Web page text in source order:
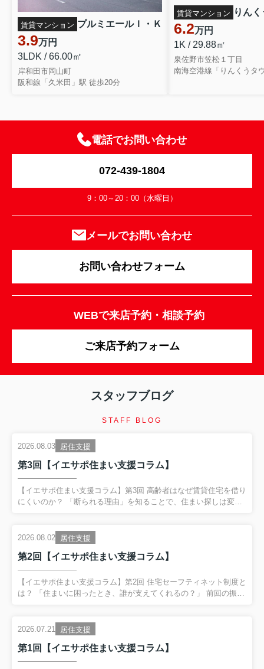
賃貸マンション プルミエールＩ・Ｋ
3.9万円
3LDK / 66.00㎡
岸和田市岡山町
阪和線「久米田」駅 徒歩20分
賃貸マンション りん
6.2万円
1K / 29.88㎡
泉佐野市笠松１丁目
南海空港線「りんくうタ
電話でお問い合わせ
072-439-1804
9：00～20：00（水曜日）
メールでお問い合わせ
お問い合わせフォーム
WEBで来店予約・相談予約
ご来店予約フォーム
スタッフブログ
STAFF BLOG
2026.08.03 居住支援
第3回【イエサポ住まい支援コラム】
【イエサポ住まい支援コラム】第3回 高齢者はなぜ賃貸住宅を借り
にくいのか？ 「断られる理由」を知ることで、住まい探しは変わ
方を地域全体で支える制度があり、その制度を活用するために
は、行政・福祉・医療・不動産が連携することが大切だというお
話をしました。 今回は、私たちが日々もっとも多く相談を受ける
テーマの一つ、 「高齢者はなぜ賃貸住宅を借りにくいのか？」 に
ついて、現場の経験をもとにお伝えします。 「高齢だから断られ
た」 本当に年齢だけが理由なのでしょうか？ 「75歳だから...
2026.08.02 居住支援
第2回【イエサポ住まい支援コラム】
【イエサポ住まい支援コラム】第2回 住宅セーフティネット制度と
は？ 「住まいに困ったとき、誰が支えてくれるの？」 前回の振り
が大切」 というテーマでお話ししました。 住所不定高齢者、DV
避難、ゴミ屋敷の事例からも分かるように、住まいは生活の土台
です。 今回は、その土台を地域で支える仕組みである住宅セーフ
ティネット制度について、分かりやすくご紹介します。 住宅セー
2026.07.21 居住支援
第1回【イエサポ住まい支援コラム】